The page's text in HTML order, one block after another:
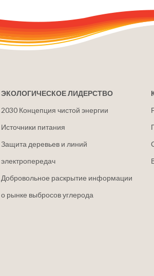
ЭКОЛОГИЧЕСКОЕ ЛИДЕРСТВО
2030 Концепция чистой энергии
Источники питания
Защита деревьев и линий
электропередач
Добровольное раскрытие информации
о рынке выбросов углерода